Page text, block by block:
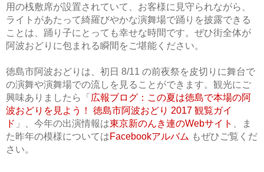
用の桟敷席が設置されていて、お客様に見守られながら、
ライトがあたって綺羅びやかな演舞場で踊りを披露できる
ことは、踊り子にとっても幸せな時間です。ぜひ街全体が
阿波おどりに包まれる瞬間をご堪能ください。
徳島市阿波おどりは、初日 8/11 の前夜祭を皮切りに舞台で
の演舞や演舞場での流しを見ることができます。観光にご
興味ありましたら「 広報ブログ：この夏は徳島で本場の阿
波おどりを見よう！ 徳島市阿波おどり 2017 観覧ガイ
ド 」、今年の出演情報は東京新のんき連のWebサイト
、ま
た昨年の模様についてはFacebookアルバム もぜひご覧くだ
さい。